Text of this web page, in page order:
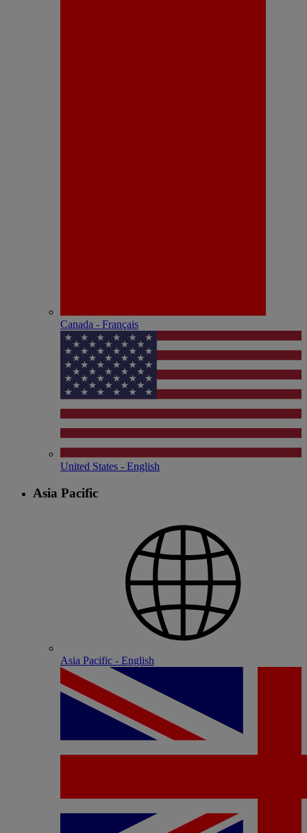
Canada - Français
United States - English
Asia Pacific
Asia Pacific - English